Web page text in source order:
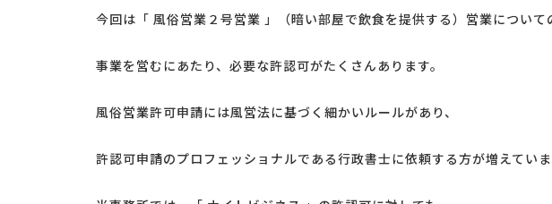
今回は「 風俗営業２号営業 」（暗い部屋で飲食を提供する）営業について
事業を営むにあたり、必要な許認可がたくさんあります。
風俗営業許可申請には風営法に基づく細かいルールがあり、
許認可申請のプロフェッショナルである行政書士に依頼する方が増えていま